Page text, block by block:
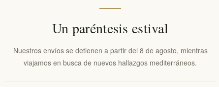
Un paréntesis estival
Nuestros envíos se detienen a partir del 8 de agosto, mientras
viajamos en busca de nuevos hallazgos mediterráneos.